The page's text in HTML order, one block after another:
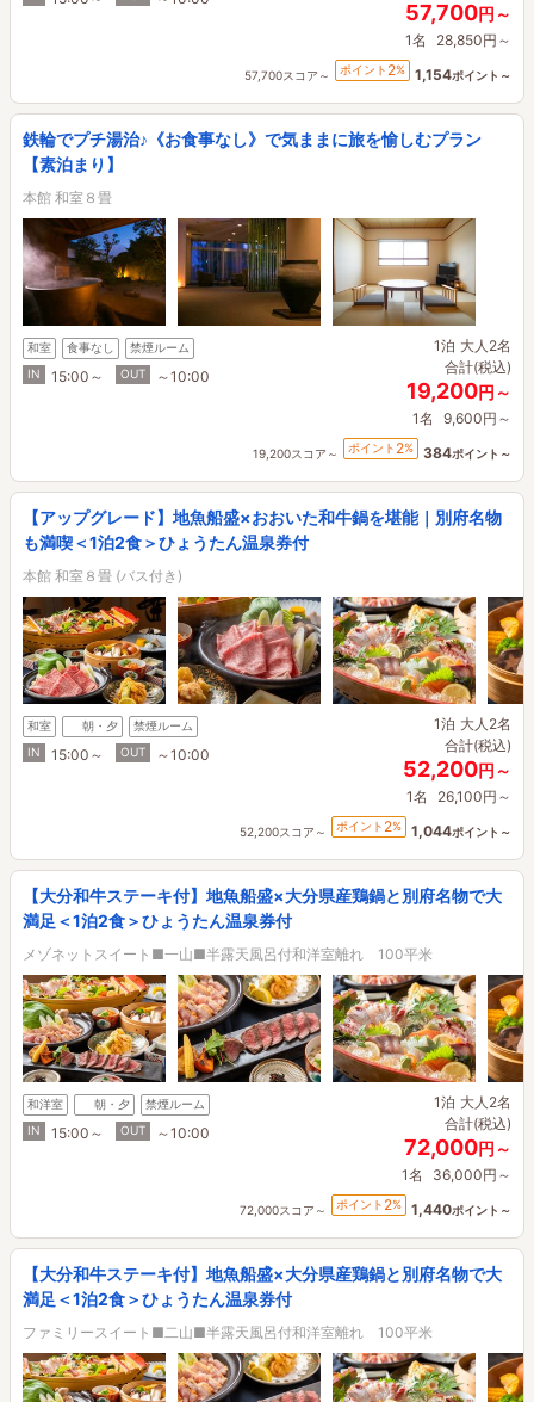
57,700円～
1名 28,850円～
57,700スコア～ ポイント 2% 1,154ポイント～
鉄輪でプチ湯治♪《お食事なし》で気ままに旅を愉しむプラン
【素泊まり】
本館 和室８畳
和室 食事なし
禁煙ルーム
IN
15:00～ OUT ～10:00
1泊 大人2名
合計(税込)
19,200円～
1名 9,600円～
19,200スコア～ ポイント 2% 384ポイント～
【アップグレード】地魚船盛×おおいた和牛鍋を堪能｜別府名物
も満喫＜1泊2食＞ひょうたん温泉券付
本館 和室８畳 (バス付き)
和室 朝・夕
禁煙ルーム
IN
15:00～ OUT ～10:00
1泊 大人2名
合計(税込)
52,200円～
1名 26,100円～
52,200スコア～ ポイント 2% 1,044ポイント～
【大分和牛ステーキ付】地魚船盛×大分県産鶏鍋と別府名物で大
満足＜1泊2食＞ひょうたん温泉券付
メゾネットスイート■一山■半露天風呂付和洋室離れ 100平米
和洋室 朝・夕
禁煙ルーム
IN
15:00～ OUT ～10:00
1泊 大人2名
合計(税込)
72,000円～
1名 36,000円～
72,000スコア～ ポイント 2% 1,440ポイント～
【大分和牛ステーキ付】地魚船盛×大分県産鶏鍋と別府名物で大
満足＜1泊2食＞ひょうたん温泉券付
ファミリースイート■二山■半露天風呂付和洋室離れ 100平米